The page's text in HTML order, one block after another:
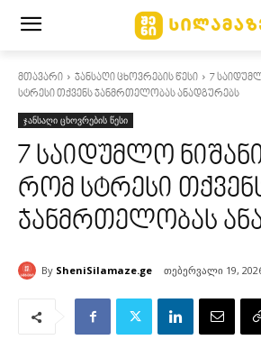
მთავარი ჯანსაღი ცხოვრების წესი
7
სტრესი თქვენს ჯანმრთელობას ანადგურებს
ჯანსაღი ცხოვრების წესი
7 საიდუმლო
რომ სტრესი
ჯანმრთელობას
By SheniSilamaze.ge თებერვალი 19,